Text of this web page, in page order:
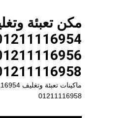
مكن تعبئة
01211116958